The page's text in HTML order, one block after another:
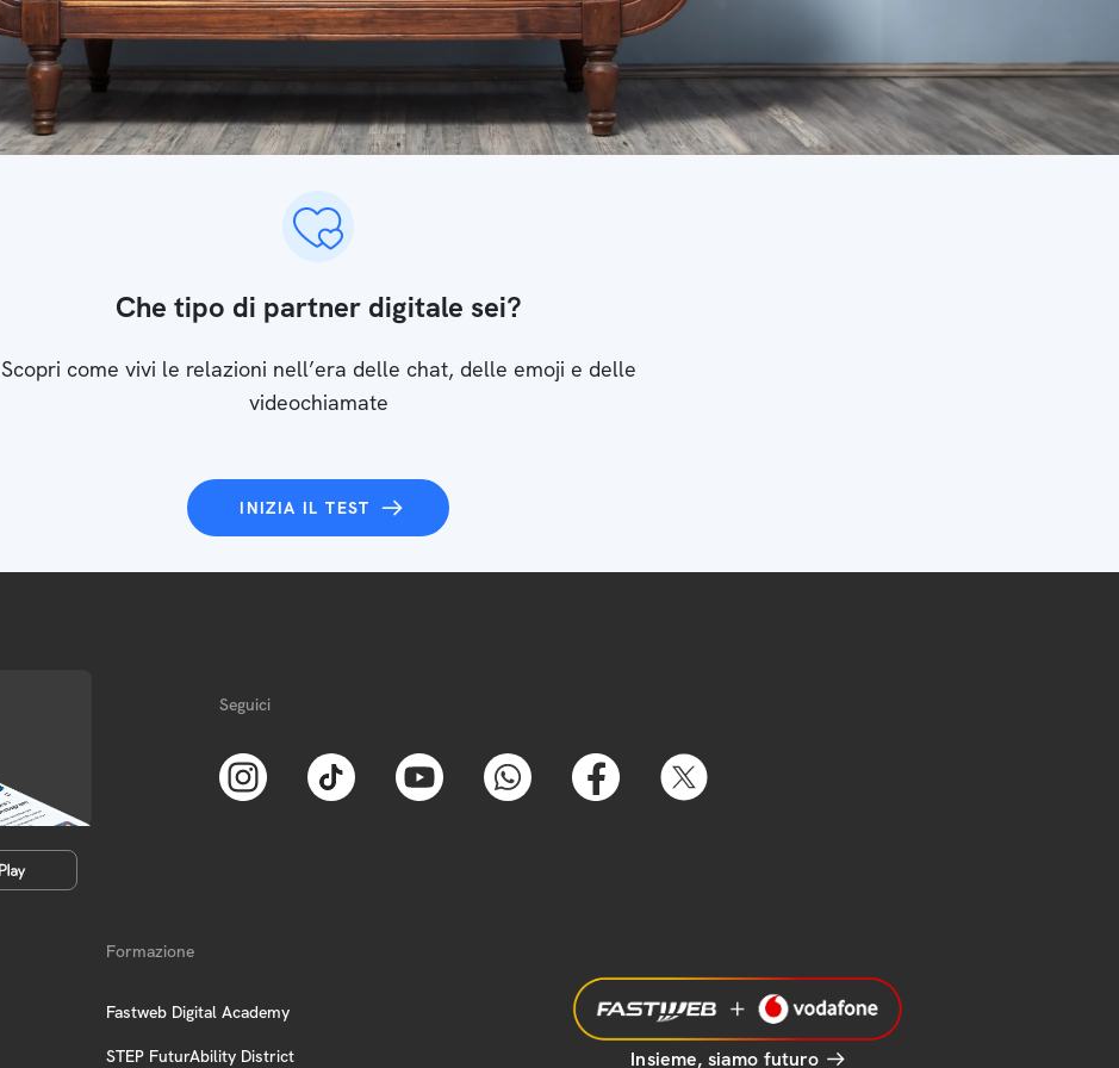
Che tipo di partner digitale sei?
Scopri come vivi le relazioni nell’era delle chat, delle emoji e delle
videochiamate
INIZIA IL TEST
Seguici
Formazione
Fastweb Digital Academy
STEP FuturAbility District Insieme, siamo futuro